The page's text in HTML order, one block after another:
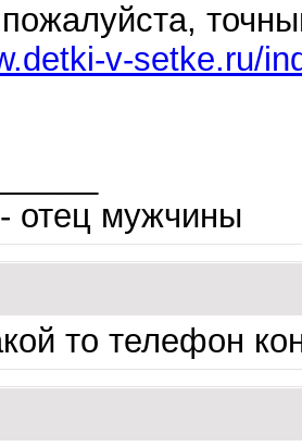
v-setke.ru/
отец мужчины
то телефон